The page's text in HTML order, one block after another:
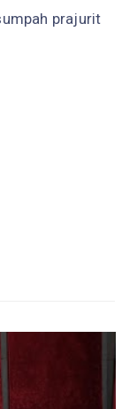
prajurit